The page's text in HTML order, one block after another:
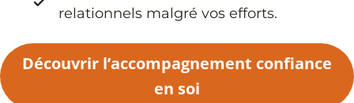
relationnels malgré vos efforts.
Découvrir l’accompagnement confiance
en soi